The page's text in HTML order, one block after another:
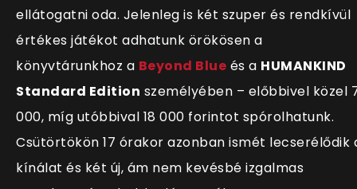
ellátogatni oda. Jelenleg is két szuper és rendkívül
értékes játékot adhatunk örökösen a
könyvtárunkhoz a Beyond Blue és a HUMANKIND
Standard Edition személyében – előbbivel közel
000, míg utóbbival 18 000 forintot spórolhatunk.
Csütörtökön 17 órakor azonban ismét lecserélődik
kínálat és két új, ám nem kevésbé izgalmas